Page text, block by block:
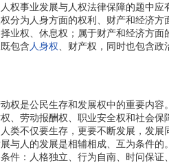
权事业发展与人权法律保障的题中
分为人身方面的权利、财产和经济方
择业权、休息权；属于财产和经济方面
包含 人身权 、财产权，同时也包含
是公民生存和发展权中的重要内容
、劳动报酬权、职业安全权和社会保
类不仅要生存，更要不断发展，发展
与人的发展是相辅相成、互为条件的
件：人格独立、行为自南、时问保